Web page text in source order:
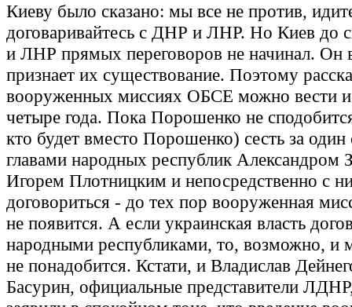
Киеву было сказано: мы все не против,
договаривайтесь с ДНР и ЛНР. Но Киев до
и ЛНР прямых переговоров не начинал. Он
признает их существование. Поэтому
вооруженных миссиях ОБСЕ можно вести и
четыре года. Пока Порошенко не
кто будет вместо Порошенко) сесть за один
главами народных республик Александром
Игорем Плотницким и непосредственно с
договориться - до тех пор вооруженная
не появится. А если украинская власть
народными республиками, то, возможно, и
не понадобится. Кстати, и Владислав
Басурин, официальные представители